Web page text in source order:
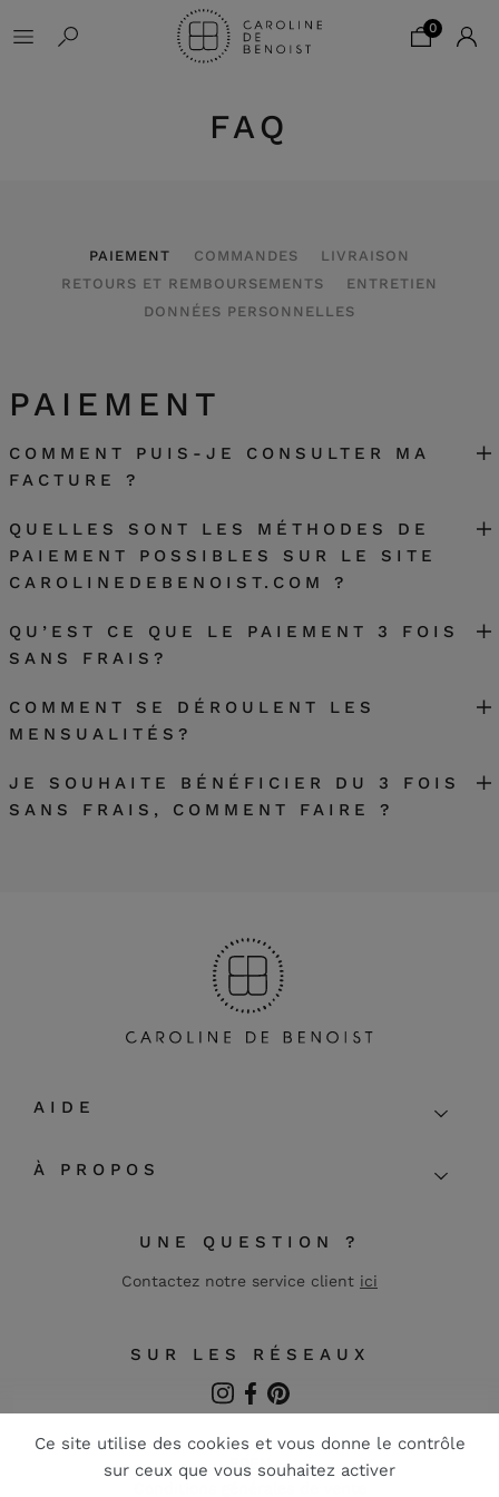
0
FAQ
PAIEMENT COMMANDES
LIVRAISON
RETOURS ET REMBOURSEMENTS
ENTRETIEN
DONNÉES PERSONNELLES
PAIEMENT
COMMENT PUIS-JE CONSULTER MA
FACTURE ?
QUELLES SONT LES MÉTHODES DE
PAIEMENT POSSIBLES SUR LE SITE
CAROLINEDEBENOIST.COM ?
QU’EST CE QUE LE PAIEMENT 3 FOIS
SANS FRAIS?
COMMENT SE DÉROULENT LES
MENSUALITÉS?
JE SOUHAITE BÉNÉFICIER DU 3 FOIS
SANS FRAIS, COMMENT FAIRE ?
UNE QUESTION ?
Contactez notre service client ici
AIDE
À PROPOS
SUR LES RÉSEAUX
FREN